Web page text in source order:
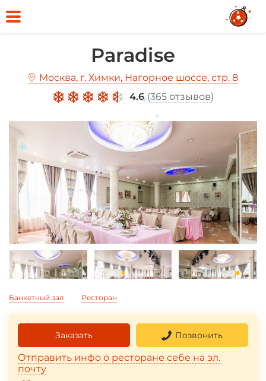
Paradise
Москва, г. Химки, Нагорное шоссе, стр. 8
4.6 (365 отзывов)
Банкетный зал Ресторан
Заказать Позвонить
Отправить инфо о ресторане себе на эл.
почту
*
*
*
*
*